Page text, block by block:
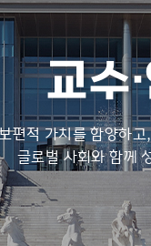
교수
편적 가치를 함양하
글로벌 사회와 함께